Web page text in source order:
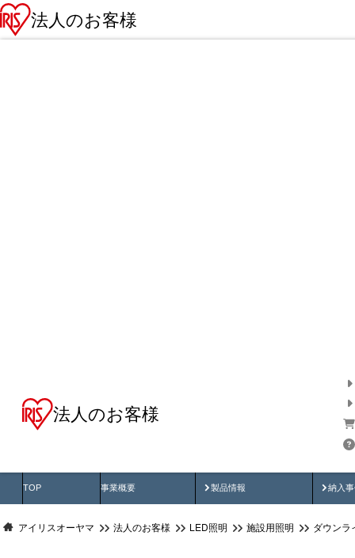
法人のお客様
法人のお客様
TOP 事業概要 製品情報
製品動画 納入
納
アイリスオーヤマ 法人のお客様 LED照明 施設用照明 ダウンラ